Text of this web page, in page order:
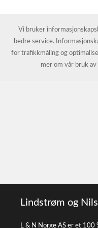
Lindstrøm og
L & N Norge AS er et 100
Vi bruker
bedre service.
for trafikkmåling og
mer om vår bruk